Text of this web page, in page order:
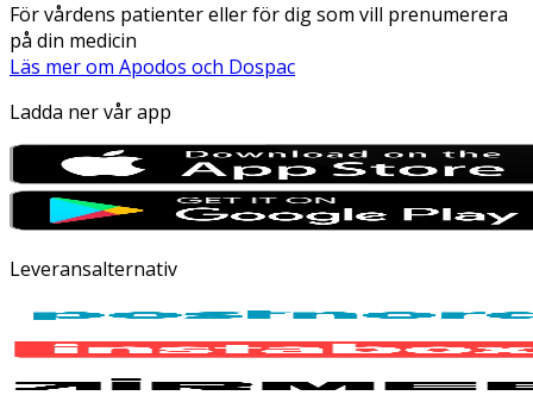
För vårdens patienter eller för dig som vill prenumerera
på din medicin
Läs mer om Apodos och Dospac
Ladda ner vår app
Leveransalternativ